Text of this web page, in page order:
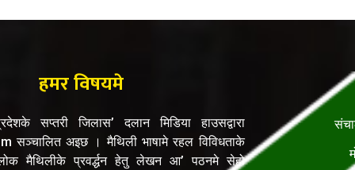
हमर विषयमे
सप्तरी जिलास’ दलान मिडिया हाउसद्वारा
सञ्चालित अइछ । मैथिली भाषामे रहल विविधताके
मैथिलीके प्रवर्द्धन हेतु लेखन आ’ पठनमे सेहो